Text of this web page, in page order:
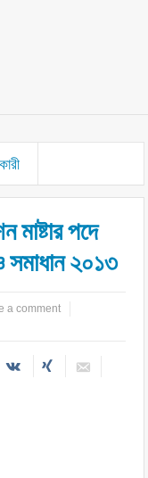
মাষ্টার পদে
সমাধান ২০১৩
a comment